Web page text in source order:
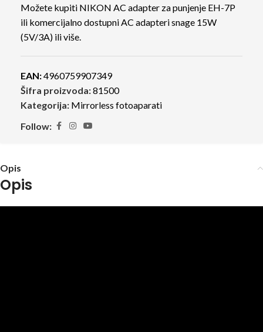
Možete kupiti NIKON AC adapter za punjenje EH-7P
ili komercijalno dostupni AC adapteri snage 15W
(5V/3A) ili više.
EAN:4960759907349
Šifra proizvoda:81500
Kategorija: Mirrorless fotoaparati
Follow:
Opis
Opis